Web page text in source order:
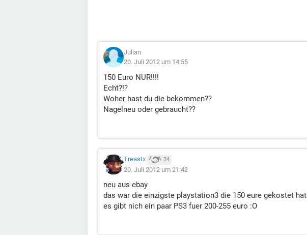
Julian
20. Juli 2012 um 14:55
150 Euro NUR!!!!
Echt?!?
Woher hast du die bekommen??
Nagelneu oder gebraucht??
Treastx 34
20. Juli 2012 um 21:42
neu aus ebay
das war die einzigste playstation3 die 150 eure gekostet hat
es gibt nich ein paar PS3 fuer 200-255 euro :O